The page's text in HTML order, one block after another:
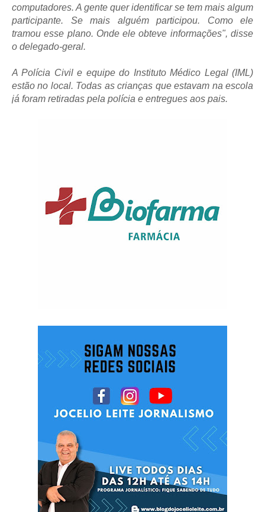
computadores. A gente quer identificar se tem mais algum
participante. Se mais alguém participou. Como ele
tramou esse plano. Onde ele obteve informações", disse
o delegado-geral.
A Polícia Civil e equipe do Instituto Médico Legal (IML)
estão no local. Todas as crianças que estavam na escola
já foram retiradas pela polícia e entregues aos pais.